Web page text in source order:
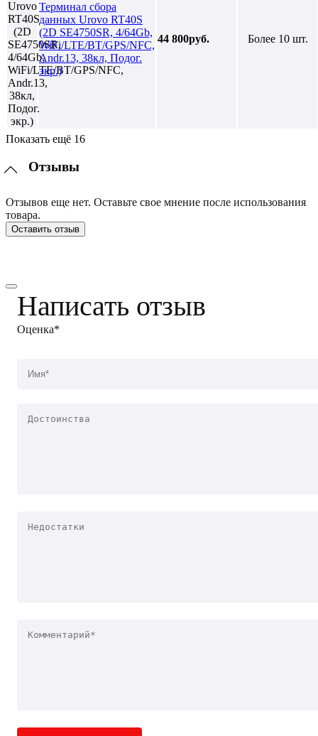
Терминал сбора
данных Urovo RT40S
(2D SE4750SR, 4/64Gb,
WiFi/LTE/BT/GPS/NFC,
Andr.13, 38кл, Подог.
экр.)
44 800руб. Более 10 шт.
Показать ещё 16
Отзывы
Отзывов еще нет. Оставьте свое мнение после использования
товара.
Оставить отзыв
Написать отзыв
Оценка*